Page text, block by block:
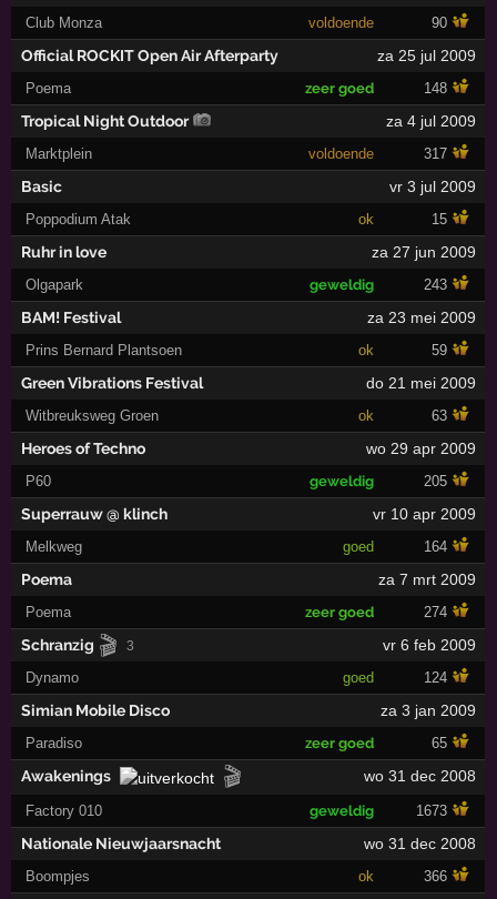
Club Monza voldoende 90
Official ROCKIT Open Air Afterparty za 25 jul 2009
Poema zeer goed 148
Tropical Night Outdoor za 4 jul 2009
Marktplein voldoende 317
Basic vr 3 jul 2009
Poppodium Atak ok 15
Ruhr in love za 27 jun 2009
Olgapark geweldig 243
BAM! Festival za 23 mei 2009
Prins Bernard Plantsoen ok 59
Green Vibrations Festival do 21 mei 2009
Witbreuksweg Groen ok 63
Heroes of Techno wo 29 apr 2009
P60 geweldig 205
Superrauw @ klinch vr 10 apr 2009
Melkweg goed 164
Poema za 7 mrt 2009
Poema zeer goed 274
Schranzig 🎬 3 vr 6 feb 2009
Dynamo goed 124
Simian Mobile Disco za 3 jan 2009
Paradiso zeer goed 65
Awakenings 🎬 wo 31 dec 2008
Factory 010 geweldig 1673
Nationale Nieuwjaarsnacht wo 31 dec 2008
Boompjes ok 366